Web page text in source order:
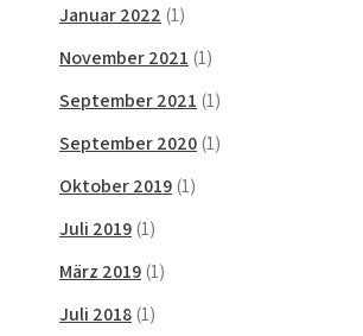
Januar 2022 (1)
November 2021 (1)
September 2021 (1)
September 2020(1)
Oktober 2019(1)
Juli 2019(1)
März 2019(1)
Juli 2018(1)